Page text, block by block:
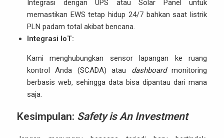
Integrasi dengan UPS atau Solar Panel untuk
memastikan EWS tetap hidup 24/7 bahkan saat listrik
PLN padam total akibat bencana.
Integrasi IoT:
Kami menghubungkan sensor lapangan ke ruang
kontrol Anda (SCADA) atau dashboardmonitoring
berbasis web, sehingga data bisa dipantau dari mana
saja.
Kesimpulan: Safety is An Investment